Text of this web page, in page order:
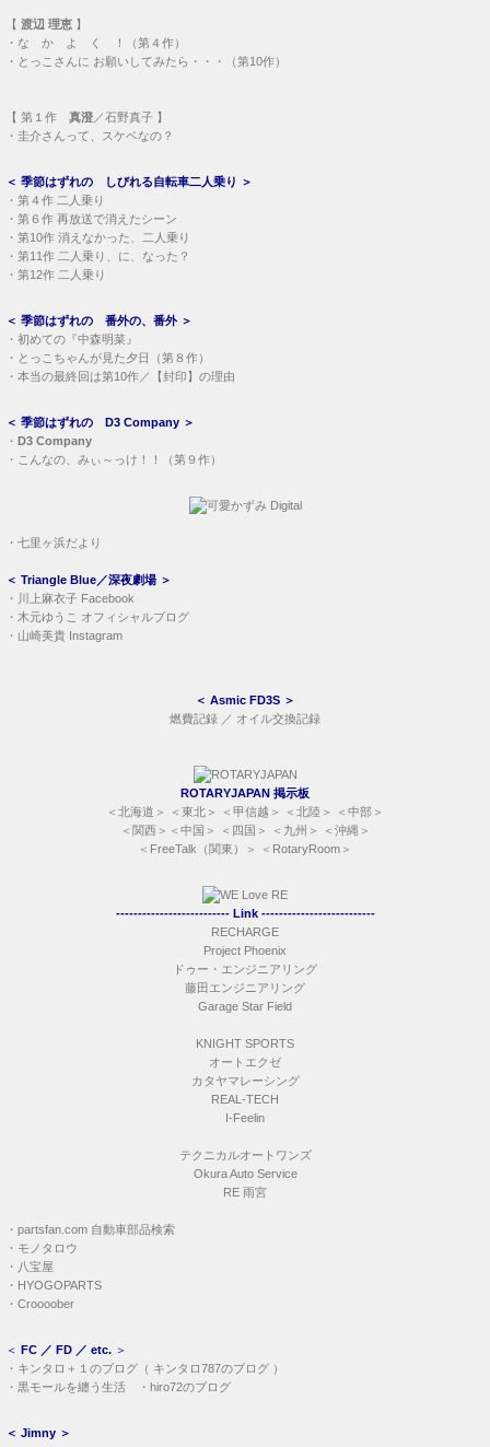
【 渡辺 理恵 】
・ な か よ く ！（第４作）
・ とっこさんに お願いしてみたら・・・（第10作）
【 第１作 真澄 ／石野真子 】
・ 圭介さんって、スケベなの？
＜ 季節はずれの しびれる自転車二人乗り ＞
・ 第４作 二人乗り
・ 第６作 再放送で消えたシーン
・ 第10作 消えなかった、二人乗り
・ 第11作 二人乗り、に、なった？
・ 第12作 二人乗り
＜ 季節はずれの 番外の、番外＞
・ 初めての『中森明菜』
・ とっこちゃんが見た夕日（第８作）
・ 本当の最終回は第10作／【封印】の理由
＜ 季節はずれの D3 Company ＞
・ D3 Company
・ こんなの、みぃ～っけ！！（第９作）
・ 七里ヶ浜だより
＜ Triangle Blue／深夜劇場 ＞
・
川上麻衣子 Facebook
・ 木元ゆうこ オフィシャルブログ
・ 山崎美貴 Instagram
＜ Asmic FD3S ＞
燃費記録 ／ オイル交換記録
ROTARYJAPAN 掲示板
＜ 北海道 ＞ ＜ 東北 ＞ ＜ 甲信越 ＞ ＜ 北陸 ＞ ＜ 中部 ＞
＜ 関西＞＜ 中国 ＞ ＜ 四国 ＞ ＜ 九州 ＞ ＜ 沖縄 ＞
＜ FreeTalk（関東） ＞ ＜ RotaryRoom ＞
-------------------------- Link --------------------------
RECHARGE
Project Phoenix
ドゥー・エンジニアリング
藤田エンジニアリング
Garage Star Field
KNIGHT SPORTS
オートエクゼ
カタヤマレーシング
REAL-TECH
I-Feelin
テクニカルオートワンズ
Okura Auto Service
RE 雨宮
・ partsfan.com 自動車部品検索
・ モノタロウ
・ 八宝屋
・ HYOGOPARTS
・ Croooober
＜ FC ／ FD ／ etc. ＞
・ キンタロ＋１のブログ （ キンタロ787のブログ ）
・ 黒モールを纏う生活 ・ hiro72のブログ
＜ Jimny ＞